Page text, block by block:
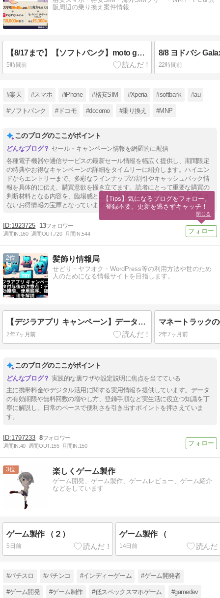
阪周辺の乗り換え案件情報
【8/17まで】【ソフトバンク】moto g37 一括1円＋1.5万円CB Galaxy Z Fold8・Z Flip8 1.5万円CB＋最大3万円相当還元 対象機種は事務手数料無料
5時間前 22時間前
#楽天 #スマホ #iPhone #格安SIM #Xperia #softbank #au
#ソフトバンク #ドコモ #docomo #乗り換え #MNP
このブログのここがポイント
セール・キャンペーン情報を網羅的に配信
各種電子機器や通信サービスの最新セール情報を幅広く提供し、期間限定
の特典やお得なキャンペーンの詳細をタイムリーに紹介します。ハイエン
ドからエントリーまで、多彩なラインナップの割引やキャッシュバック情
報を具体的に伝え、購買意欲を掻き立てます。読者にとって重要な購買の
判断材料となる内容を、臨場感と正確性を持たせて届けることで、見逃せ
ないお得情報の宝庫となっています。
1923725 13
週間IN:160 週間OUT:720 月間IN:544
2 髪飾り情報局
せどり・ヤフオク・WordPress等の利用方法や世のため
人のためになる情報サイトを目指します。
【デジラアプリ キャンペーン】データ付与後の注意点：データの有効期限、使用順序、確認方法を解説
2年7ヶ月前 2年7ヶ月前
このブログのここがポイント
実践的な裏ワザや設定説明に焦点を当てている
主に携帯料金やデジタル活用に関する実用情報を提供しています。データ
の有効期限や無料回数の増やし方、登録手順など実生活に役立つ知識を丁
寧に解説し、日常のペースで便利さを引き出すポイントを押さえていま
す。
1797233 8
週間IN:40 週間OUT:155 月間IN:150
3 楽しくゲーム製作
ゲーム開発、ゲーム製作、ゲームレビュー、ゲーム紹介
などをしています
ゲーム製作 （２）
5日前
ゲーム製作 （
14日前
#パチスロ #パチンコ #インディーゲーム #ゲーム開発者
#ゲーム開発 #ゲーム制作 #低スペックスマホゲーム #gamedev
【Tips】気になるブログをフォロー。
登録不要。更新を逃さずキャッチ！
閉じる